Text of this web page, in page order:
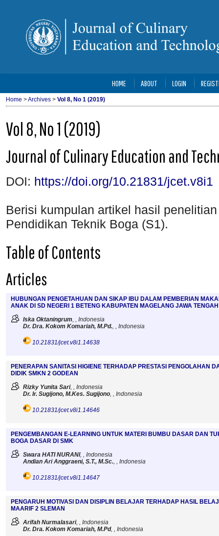
HOME ABOUT LOGIN
Home >Archives > Vol 8, No 1 (2019)
Vol 8, No 1 (2019)
Journal of Culinary Education and
DOI: https://doi.org/10.21831/jcet.v8i1
Berisi kumpulan artikel hasil
Pendidikan Teknik Boga (S1).
Table of Contents
Articles
HUBUNGAN PENGETAHUAN DAN SIKAP IBU DALAM PEMBERIAN
ANAK DI SD NEGERI 1 BETENG KABUPATEN MAGELANG JAWA TENGAH
Iska Oktaningrum, , Indonesia
Dr. Dra. Kokom Komariah, M.Pd., , Indonesia
10.21831/jcet.v8i1.14638
PENERAPAN SANITASI HIGIENE TERHADAP PRESTASI PENGOLAHAN
DIDIK SMKN 2 GODEAN
Rizky Yunita Sari, , Indonesia
Dr. Ir. Sugijono, M.Kes. Sugijono, , Indonesia
10.21831/jcet.v8i1.14646
PENGEMBANGAN E-LEARNING UNTUK MATERI BUMBU DASAR DAN
BOGA DASAR DI SMK
Swara HATI NURANI, , Indonesia
Andian Ari Anggraeni, S.T., M.Sc., , Indonesia
10.21831/jcet.v8i1.14647
PENGARUH MOTIVASI DAN DISIPLIN BELAJAR TERHADAP HASIL
MAARIF 2 SLEMAN
Arifah Nurmalasari, , Indonesia
Dr. Dra. Kokom Komariah, M.Pd, , Indonesia